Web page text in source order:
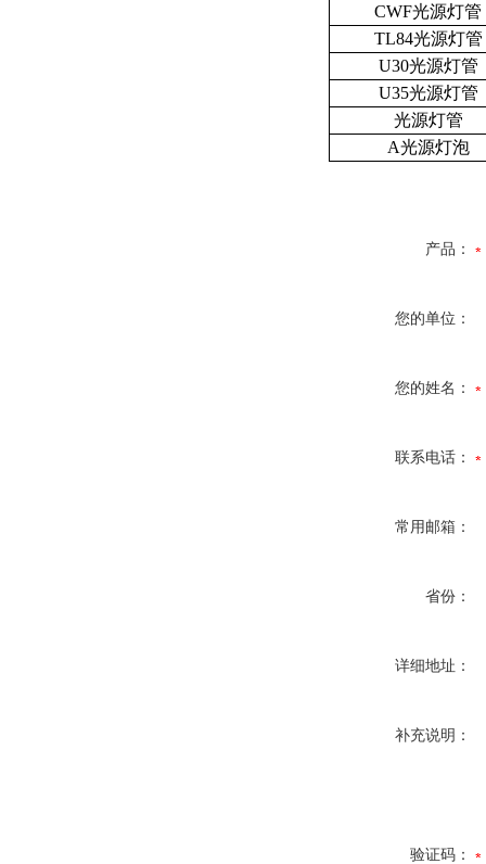
CWF光源灯管
TL84光源灯管
U30光源灯管
U35光源灯管
光源灯管
A光源灯泡
产品：
您的单位：
您的姓名：
联系电话：
常用邮箱：
省份：
详细地址：
补充说明：
验证码：